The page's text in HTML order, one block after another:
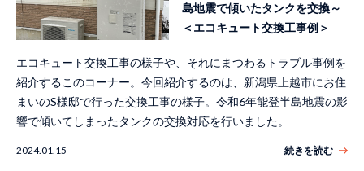
島地震で傾いたタンクを交換～
＜エコキュート交換工事例＞
エコキュート交換工事の様子や、それにまつわるトラブル事例を
紹介するこのコーナー。今回紹介するのは、新潟県上越市にお住
まいのS様邸で行った交換工事の様子。令和6年能登半島地震の影
響で傾いてしまったタンクの交換対応を行いました。
2024.01.15 続きを読む